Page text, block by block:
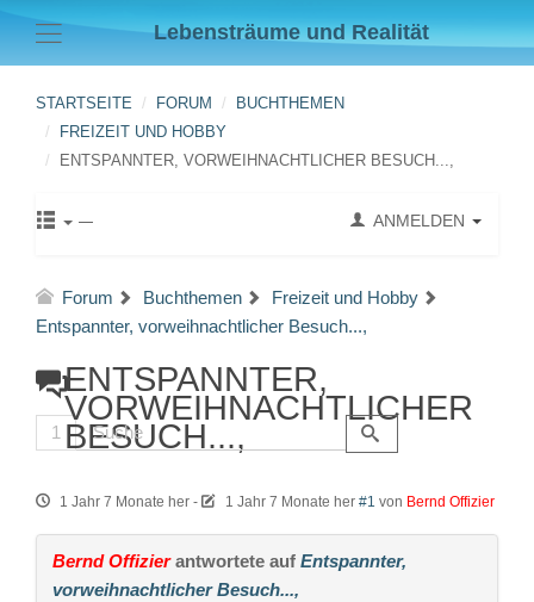
Lebensträume und Realität
STARTSEITE FORUM
BUCHTHEMEN
FREIZEIT UND HOBBY
ENTSPANNTER, VORWEIHNACHTLICHER BESUCH...,
ANMELDEN
Forum Buchthemen
Freizeit und Hobby
Entspannter, vorweihnachtlicher Besuch...,
ENTSPANNTER,
VORWEIHNACHTLICHER
BESUCH...,
1
1 Jahr 7 Monate her - 1 Jahr 7 Monate her #1 von Bernd Offizier
Bernd Offizierantwortete auf Entspannter,
vorweihnachtlicher Besuch...,